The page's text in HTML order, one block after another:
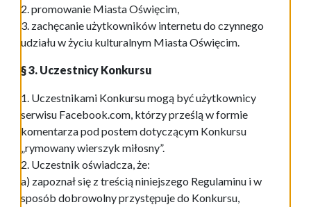
2. promowanie Miasta Oświęcim,
3. zachęcanie użytkowników internetu do czynnego
udziału w życiu kulturalnym Miasta Oświęcim.
§ 3. Uczestnicy Konkursu
1. Uczestnikami Konkursu mogą być użytkownicy
serwisu Facebook.com, którzy prześlą w formie
komentarza pod postem dotyczącym Konkursu
„rymowany wierszyk miłosny”.
2. Uczestnik oświadcza, że:
a) zapoznał się z treścią niniejszego Regulaminu i w
sposób dobrowolny przystępuje do Konkursu,